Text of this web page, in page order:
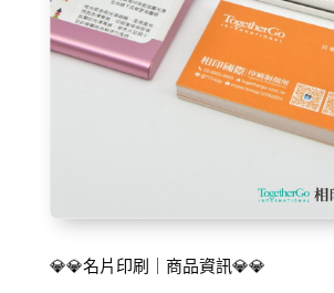
💎💎名片印刷｜商品資訊💎💎